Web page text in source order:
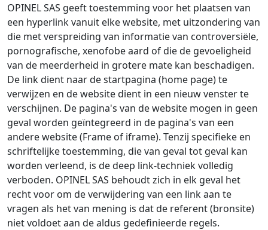
OPINEL SAS geeft toestemming voor het plaatsen van
een hyperlink vanuit elke website, met uitzondering van
die met verspreiding van informatie van controversiële,
pornografische, xenofobe aard of die de gevoeligheid
van de meerderheid in grotere mate kan beschadigen.
De link dient naar de startpagina (home page) te
verwijzen en de website dient in een nieuw venster te
verschijnen. De pagina's van de website mogen in geen
geval worden geïntegreerd in de pagina's van een
andere website (Frame of iframe). Tenzij specifieke en
schriftelijke toestemming, die van geval tot geval kan
worden verleend, is de deep link-techniek volledig
verboden. OPINEL SAS behoudt zich in elk geval het
recht voor om de verwijdering van een link aan te
vragen als het van mening is dat de referent (bronsite)
niet voldoet aan de aldus gedefinieerde regels.